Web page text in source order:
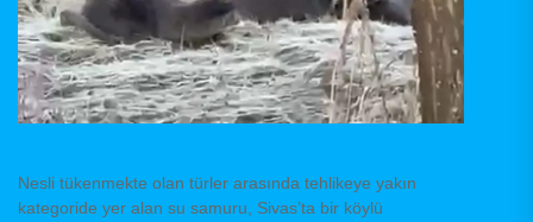
Nesli tükenmekte olan türler arasında tehlikeye yakın
kategoride yer alan su samuru, Sivas’ta bir köylü